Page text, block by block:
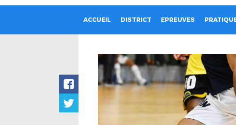
ACCUEIL DISTRICT EPREUVES